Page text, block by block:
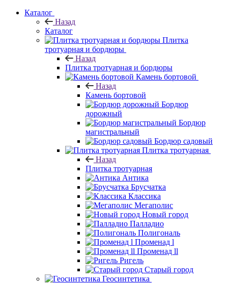
Каталог
Назад
Каталог
Плитка
тротуарная и бордюры
Назад
Плитка тротуарная и бордюры
Камень бортовой
Назад
Камень бортовой
Бордюр
дорожный
Бордюр
магистральный
Бордюр садовый
Плитка тротуарная
Назад
Плитка тротуарная
Антика
Брусчатка
Классика
Мегаполис
Новый город
Палладио
Полигональ
Променад l
Променад ll
Ригель
Старый город
Геосинтетика